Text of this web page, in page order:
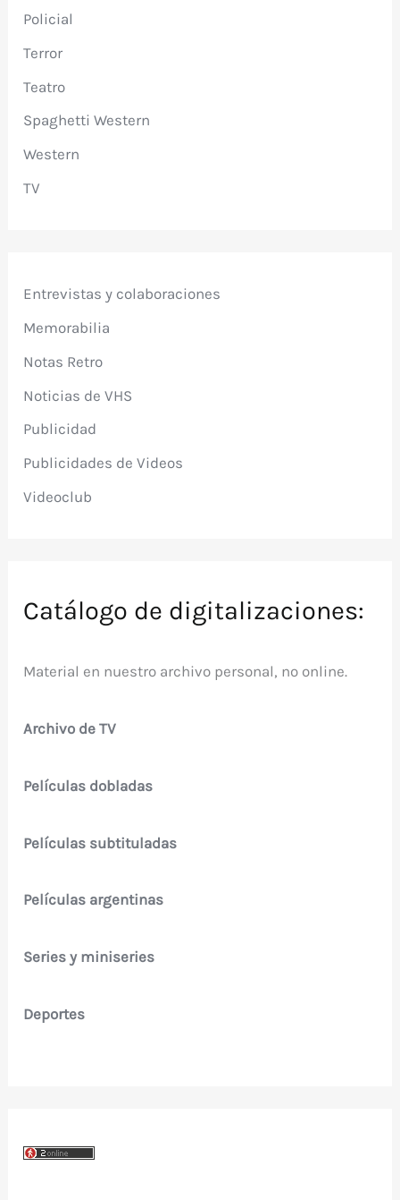
Policial
Terror
Teatro
Spaghetti Western
Western
TV
Entrevistas y colaboraciones
Memorabilia
Notas Retro
Noticias de VHS
Publicidad
Publicidades de Videos
Videoclub
Catálogo de digitalizaciones:
Material en nuestro archivo personal, no online.
Archivo de TV
Películas dobladas
Películas subtituladas
Películas argentinas
Series y miniseries
Deportes